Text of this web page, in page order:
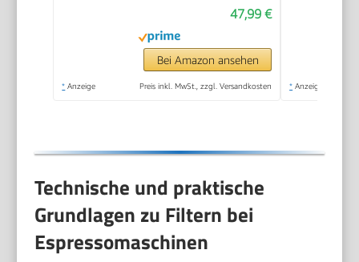
47,99 €
Bei Amazon ansehen
* Anzeige Preis inkl. MwSt., zzgl. Versandkosten * Anzeige
Technische und praktische
Grundlagen zu Filtern bei
Espressomaschinen